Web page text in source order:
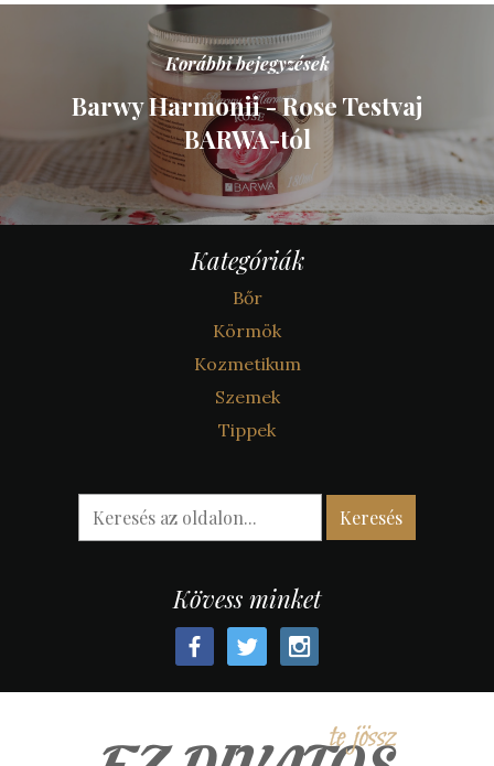
Korábbi bejegyzések
Barwy Harmonii - Rose Testvaj
BARWA-tól
Kategóriák
Bőr
Körmök
Kozmetikum
Szemek
Tippek
Kövess minket